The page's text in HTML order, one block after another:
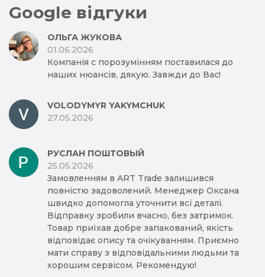
Google відгуки
ОЛЬГА ЖУКОВА
01.06.2026
Компанія с порозумінням поставилася до
наших нюансів, дякую. Завжди до Вас!
VOLODYMYR YAKYMCHUK
27.05.2026
РУСЛАН ПОШТОВЫЙ
25.05.2026
Замовленням в ART Trade залишився
повністю задоволений. Менеджер Оксана
швидко допомогла уточнити всі деталі.
Відправку зробили вчасно, без затримок.
Товар приїхав добре запакований, якість
відповідає опису та очікуванням. Приємно
мати справу з відповідальними людьми та
хорошим сервісом. Рекомендую!